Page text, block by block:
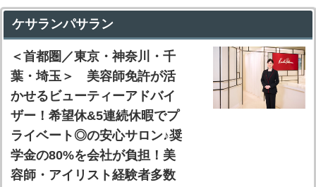
ケサランパサラン
＜首都圏／東京・神奈川・千
葉・埼玉＞ 美容師免許が活
かせるビューティーアドバイ
ザー！希望休&5連続休暇でプ
ライベート◎の安心サロン♪奨
学金の80%を会社が負担！美
容師・アイリスト経験者多数